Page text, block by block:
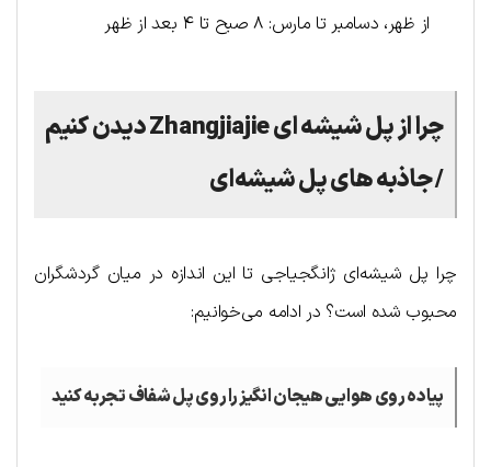
از ظهر، دسامبر تا مارس: ۸ صبح تا ۴ بعد از ظهر
چرا از پل شیشه ایZhangjiajieدیدن کنیم
/ جاذبه های پل شیشه‌ای
چرا پل شیشه‌ای ژانگجیاجی تا این اندازه در میان گردشگران
محبوب شده است؟ در ادامه می‌خوانیم:
پیاده روی هوایی هیجان انگیز را روی پل شفاف تجربه کنید